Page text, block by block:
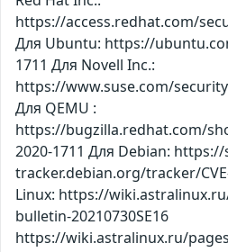
https://access.redhat.com/
Для Ubuntu: https://
1711 Для Novell Inc.:
https://www.suse.com/
Для QEMU :
https://bugzilla.redhat.com/
2020-1711 Для Debian:
tracker.debian.org/tracker/
Linux: https://
bulletin-20210730SE16
https://wiki.astralinux.ru/